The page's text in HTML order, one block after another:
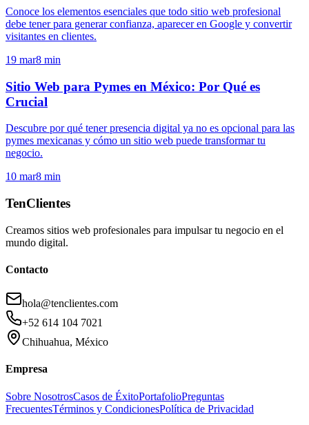
Conoce los elementos esenciales que todo sitio web profesional
debe tener para generar confianza, aparecer en Google y convertir
visitantes en clientes.
19 mar8 min
Sitio Web para Pymes en México: Por Qué es
Crucial
Descubre por qué tener presencia digital ya no es opcional para las
pymes mexicanas y cómo un sitio web puede transformar tu
negocio.
10 mar8 min
TenClientes
Creamos sitios web profesionales para impulsar tu negocio en el
mundo digital.
Contacto
hola@tenclientes.com
+52 614 104 7021
Chihuahua, México
Empresa
Sobre NosotrosCasos de ÉxitoPortafolioPreguntas
FrecuentesTérminos y CondicionesPolítica de Privacidad